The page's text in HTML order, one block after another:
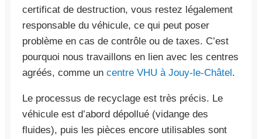
certificat de destruction, vous restez légalement
responsable du véhicule, ce qui peut poser
problème en cas de contrôle ou de taxes. C’est
pourquoi nous travaillons en lien avec les centres
agréés, comme un centre VHU à Jouy-le-Châtel.
Le processus de recyclage est très précis. Le
véhicule est d’abord dépollué (vidange des
fluides), puis les pièces encore utilisables sont